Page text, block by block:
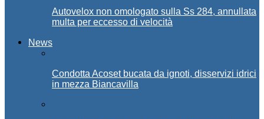
Autovelox non omologato sulla Ss 284, annullata
multa per eccesso di velocità
News
Condotta Acoset bucata da ignoti, disservizi idrici
in mezza Biancavilla